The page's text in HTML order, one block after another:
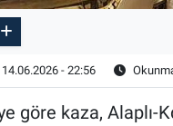
14.06.2026 - 22:56
göre kaza,